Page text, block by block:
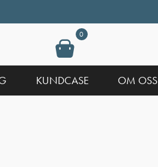
0
KUNDCASE OM OSS